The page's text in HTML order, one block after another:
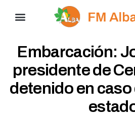
Embarcación:
presidente de
detenido en caso